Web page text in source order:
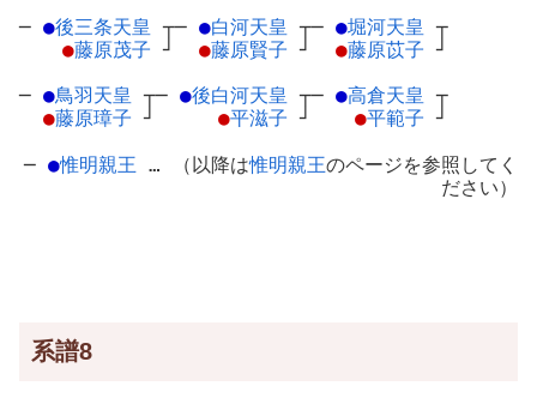
─ ●後三条天皇 ┬
●藤原茂子 ┘
─ ●白河天皇 ┬
●藤原賢子 ┘
─ ●堀河天皇 ┬
●藤原苡子 ┘
─ ●鳥羽天皇 ┬
●藤原璋子 ┘
─ ●後白河天皇 ┬
●平滋子 ┘
─ ●高倉天皇 ┬
●平範子 ┘
─ ●惟明親王 … （以降は惟明親王のページを参照してく
ださい）
系譜8